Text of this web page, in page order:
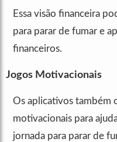
Essa visão financeira
para parar de fumar e
financeiros.
Jogos Motivacionais
Os aplicativos também
motivacionais para
jornada para parar de